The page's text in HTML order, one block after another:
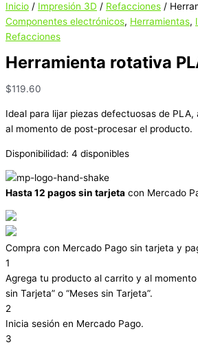
Inicio / Impresión 3D / Refacciones /
Componentes electrónicos, Herramientas,
Refacciones
Herramienta rotativa
$119.60
Ideal para lijar piezas defectuosas de
al momento de post-procesar el producto.
Disponibilidad: 4 disponibles
Hasta 12 pagos sin tarjeta con Mercado
Compra con Mercado Pago sin tarjeta y
1
Agrega tu producto al carrito y al momento
sin Tarjeta” o “Meses sin Tarjeta”.
2
Inicia sesión en Mercado Pago.
3